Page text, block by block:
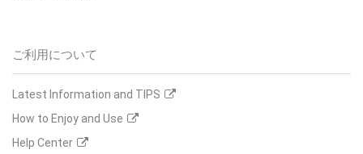
ご利用について
Latest Information and TIPS
How to Enjoy and Use
Help Center